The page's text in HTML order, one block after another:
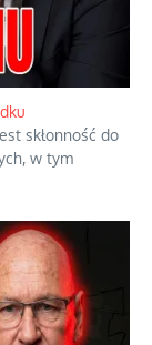
skłonność do
w tym